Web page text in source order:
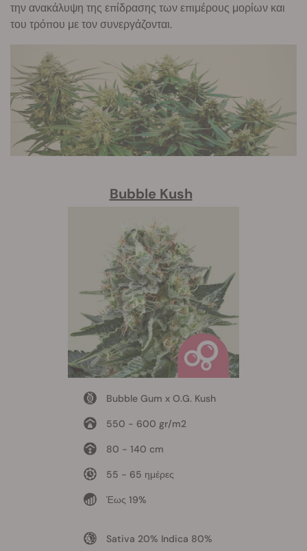
την ανακάλυψη της επίδρασης των επιμέρους μορίων και
του τρόπου με τον συνεργάζονται.
Bubble Kush
Bubble Gum x O.G. Kush
550 - 600 gr/m2
80 - 140 cm
55 - 65 ημέρες
Έως 19%
Sativa 20% Indica 80%